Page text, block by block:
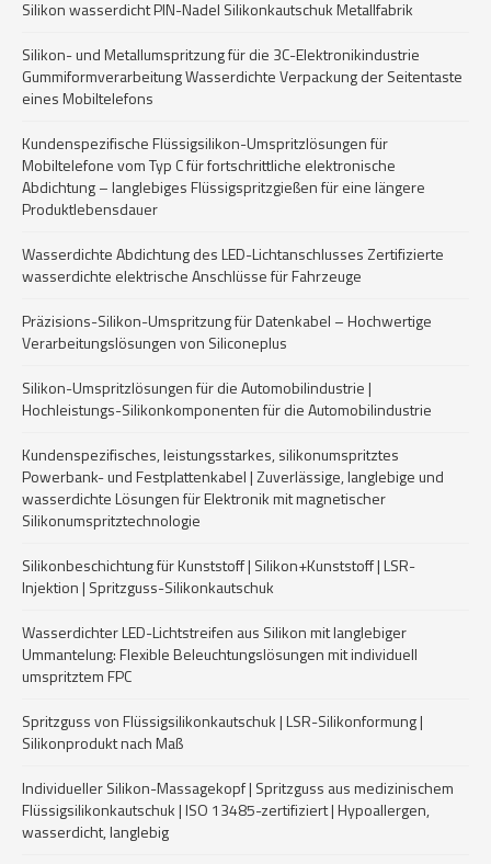
Silikon wasserdicht PIN-Nadel Silikonkautschuk Metallfabrik
Silikon- und Metallumspritzung für die 3C-Elektronikindustrie
Gummiformverarbeitung Wasserdichte Verpackung der Seitentaste
eines Mobiltelefons
Kundenspezifische Flüssigsilikon-Umspritzlösungen für
Mobiltelefone vom Typ C für fortschrittliche elektronische
Abdichtung – langlebiges Flüssigspritzgießen für eine längere
Produktlebensdauer
Wasserdichte Abdichtung des LED-Lichtanschlusses Zertifizierte
wasserdichte elektrische Anschlüsse für Fahrzeuge
Präzisions-Silikon-Umspritzung für Datenkabel – Hochwertige
Verarbeitungslösungen von Siliconeplus
Silikon-Umspritzlösungen für die Automobilindustrie |
Hochleistungs-Silikonkomponenten für die Automobilindustrie
Kundenspezifisches, leistungsstarkes, silikonumspritztes
Powerbank- und Festplattenkabel | Zuverlässige, langlebige und
wasserdichte Lösungen für Elektronik mit magnetischer
Silikonumspritztechnologie
Silikonbeschichtung für Kunststoff | Silikon+Kunststoff | LSR-
Injektion | Spritzguss-Silikonkautschuk
Wasserdichter LED-Lichtstreifen aus Silikon mit langlebiger
Ummantelung: Flexible Beleuchtungslösungen mit individuell
umspritztem FPC
Spritzguss von Flüssigsilikonkautschuk | LSR-Silikonformung |
Silikonprodukt nach Maß
Individueller Silikon-Massagekopf | Spritzguss aus medizinischem
Flüssigsilikonkautschuk | ISO 13485-zertifiziert | Hypoallergen,
wasserdicht, langlebig